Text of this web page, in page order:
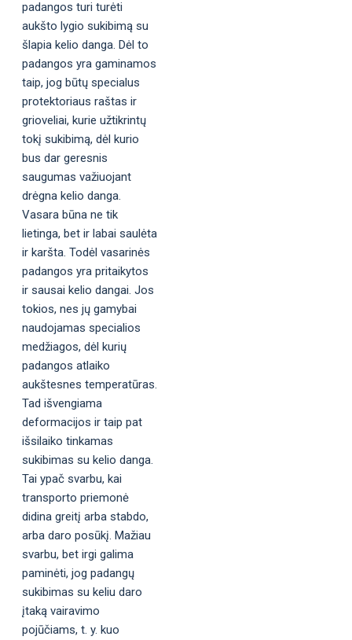
padangos turi turėti
aukšto lygio sukibimą su
šlapia kelio danga. Dėl to
padangos yra gaminamos
taip, jog būtų specialus
protektoriaus raštas ir
grioveliai, kurie užtikrintų
tokį sukibimą, dėl kurio
bus dar geresnis
saugumas važiuojant
drėgna kelio danga.
Vasara būna ne tik
lietinga, bet ir labai saulėta
ir karšta. Todėl vasarinės
padangos yra pritaikytos
ir sausai kelio dangai. Jos
tokios, nes jų gamybai
naudojamas specialios
medžiagos, dėl kurių
padangos atlaiko
aukštesnes temperatūras.
Tad išvengiama
deformacijos ir taip pat
išsilaiko tinkamas
sukibimas su kelio danga.
Tai ypač svarbu, kai
transporto priemonė
didina greitį arba stabdo,
arba daro posūkį. Mažiau
svarbu, bet irgi galima
paminėti, jog padangų
sukibimas su keliu daro
įtaką vairavimo
pojūčiams, t. y. kuo